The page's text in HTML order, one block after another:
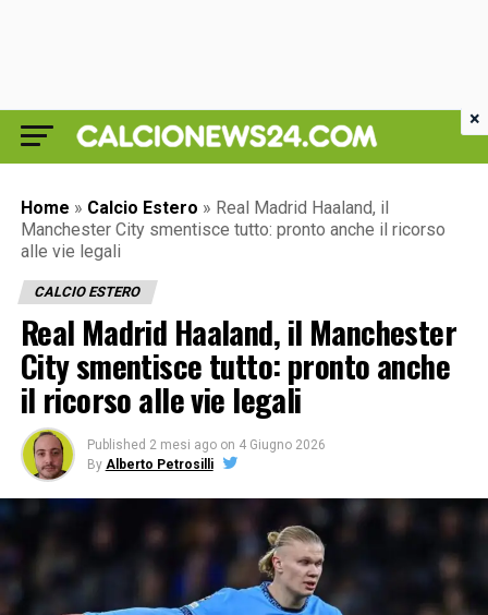
Home » Calcio Estero » Real Madrid Haaland, il
Manchester City smentisce tutto: pronto anche il ricorso
alle vie legali
CALCIO ESTERO
Real Madrid Haaland, il Manchester
City smentisce tutto: pronto anche
il ricorso alle vie legali
Published 2 mesi ago on 4 Giugno 2026
By Alberto Petrosilli
×